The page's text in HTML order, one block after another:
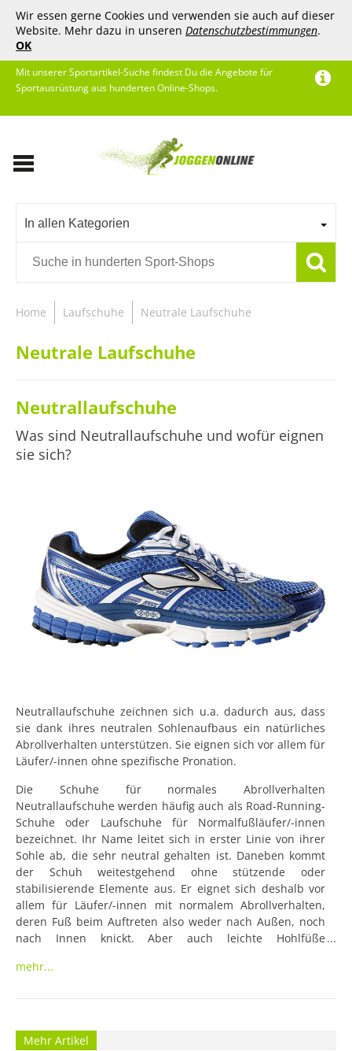
Wir essen gerne Cookies und verwenden sie auch auf dieser
Website. Mehr dazu in unseren Datenschutzbestimmungen.
OK
Mit unserer Sportartikel-Suche findest Du die Angebote für
Sportausrüstung aus hunderten Online-Shops.
In allen Kategorien
Home Laufschuhe Neutrale Laufschuhe
Neutrale Laufschuhe
Neutrallaufschuhe
Was sind Neutrallaufschuhe und wofür eignen
sie sich?
Neutrallaufschuhe zeichnen sich u.a. dadurch aus, dass
sie dank ihres neutralen Sohlenaufbaus ein natürliches
Abrollverhalten unterstützen. Sie eignen sich vor allem für
Läufer/-innen ohne spezifische Pronation.
Die Schuhe für normales Abrollverhalten
Neutrallaufschuhe werden häufig auch als Road-Running-
Schuhe oder Laufschuhe für Normalfußläufer/-innen
bezeichnet. Ihr Name leitet sich in erster Linie von ihrer
Sohle ab, die sehr neutral gehalten ist. Daneben kommt
der Schuh weitestgehend ohne stützende oder
stabilisierende Elemente aus. Er eignet sich deshalb vor
allem für Läufer/-innen mit normalem Abrollverhalten,
deren Fuß beim Auftreten also weder nach Außen, noch
nach Innen knickt. Aber auch leichte Hohlfüße
Variierende Modelle lassen einen vielseitigen Einsatz zu
mehr...
Mehr Artikel